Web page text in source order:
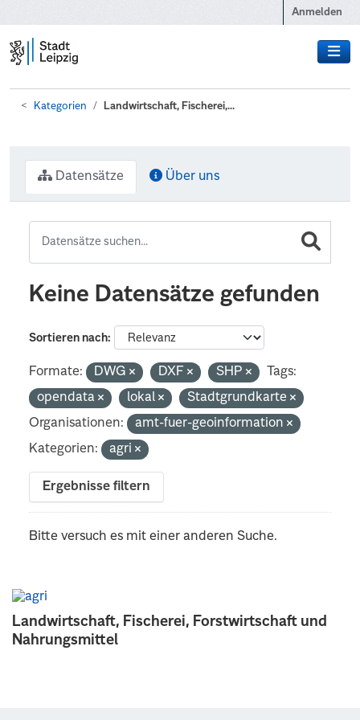
Anmelden
Kategorien Landwirtschaft, Fischerei,...
Landwirtschaft, Fischerei, Forstwirtschaft und
Nahrungsmittel
Datensätze Über uns
Keine Datensätze gefunden
Sortieren nach
Formate: DWG DXF SHP
Tags:
opendata
lokal
Stadtgrundkarte
Organisationen:
amt-fuer-geoinformation
Kategorien:
agri
Ergebnisse filtern
Bitte versuch es mit einer anderen Suche.